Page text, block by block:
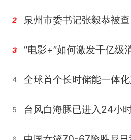
2 泉州市委书记张毅恭被查
3
4
5 台风白海豚已进入24小